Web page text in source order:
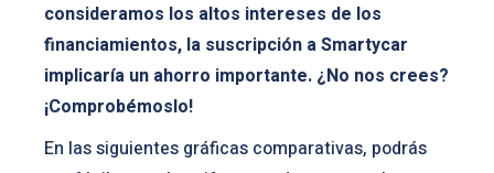
consideramos los altos intereses de los
financiamientos, la suscripción a Smartycar
implicaría un ahorro importante. ¿No nos crees?
¡Comprobémoslo!
En las siguientes gráficas comparativas, podrás